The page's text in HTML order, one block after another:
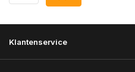
Klantenservice